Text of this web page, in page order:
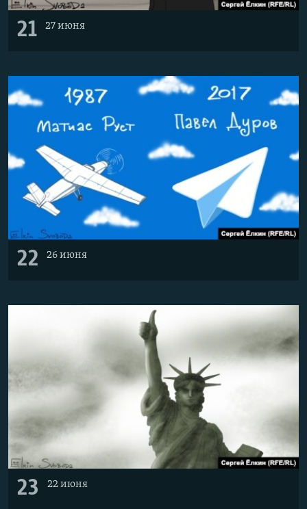
21 27 июня
22 26 июня
23 22 июня